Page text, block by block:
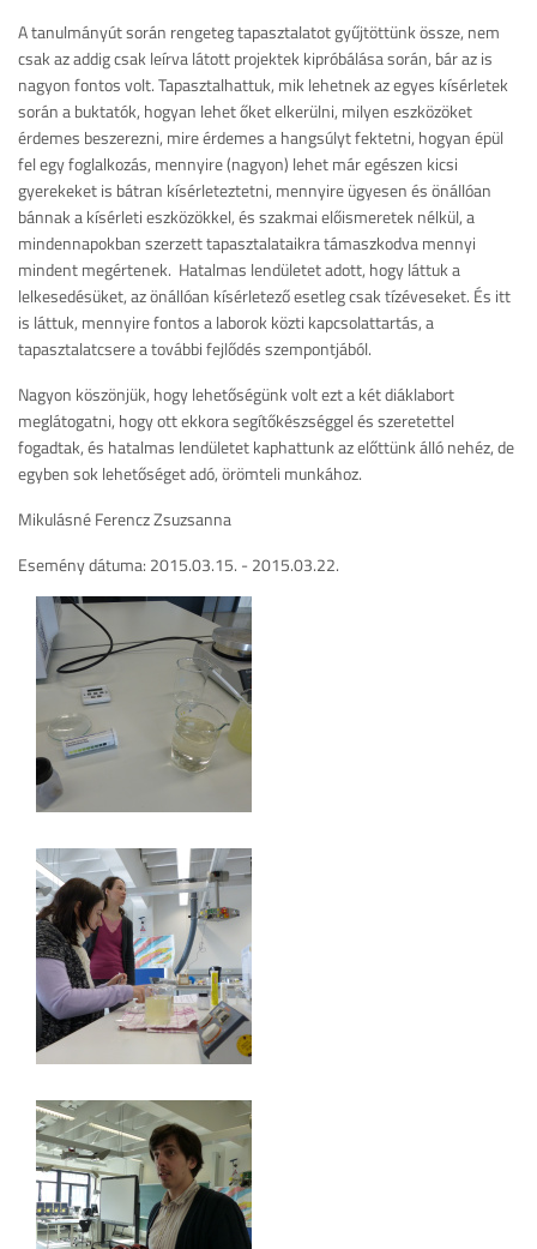
A tanulmányút során rengeteg tapasztalatot gyűjtöttünk össze, nem
csak az addig csak leírva látott projektek kipróbálása során, bár az is
nagyon fontos volt. Tapasztalhattuk, mik lehetnek az egyes kísérletek
során a buktatók, hogyan lehet őket elkerülni, milyen eszközöket
érdemes beszerezni, mire érdemes a hangsúlyt fektetni, hogyan épül
fel egy foglalkozás, mennyire (nagyon) lehet már egészen kicsi
gyerekeket is bátran kísérleteztetni, mennyire ügyesen és önállóan
bánnak a kísérleti eszközökkel, és szakmai előismeretek nélkül, a
mindennapokban szerzett tapasztalataikra támaszkodva mennyi
mindent megértenek. Hatalmas lendületet adott, hogy láttuk a
lelkesedésüket, az önállóan kísérletező esetleg csak tízéveseket. És itt
is láttuk, mennyire fontos a laborok közti kapcsolattartás, a
tapasztalatcsere a további fejlődés szempontjából.
Nagyon köszönjük, hogy lehetőségünk volt ezt a két diáklabort
meglátogatni, hogy ott ekkora segítőkészséggel és szeretettel
fogadtak, és hatalmas lendületet kaphattunk az előttünk álló nehéz, de
egyben sok lehetőséget adó, örömteli munkához.
Mikulásné Ferencz Zsuzsanna
Esemény dátuma: 2015.03.15. - 2015.03.22.